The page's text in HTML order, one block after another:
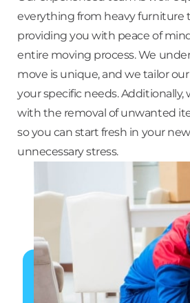
everything from heavy furniture
providing you with peace of
entire moving process. We
move is unique, and we tailor
your specific needs. Additionally,
with the removal of unwanted
so you can start fresh in your
unnecessary stress.